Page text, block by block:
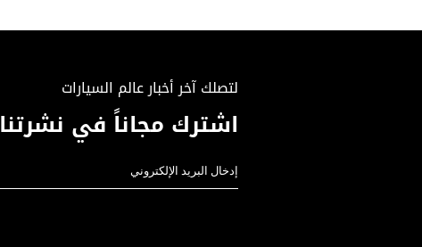
لتصلك آخر أخبار عالم السيارات
اشترك مجاناً في نشرتنا